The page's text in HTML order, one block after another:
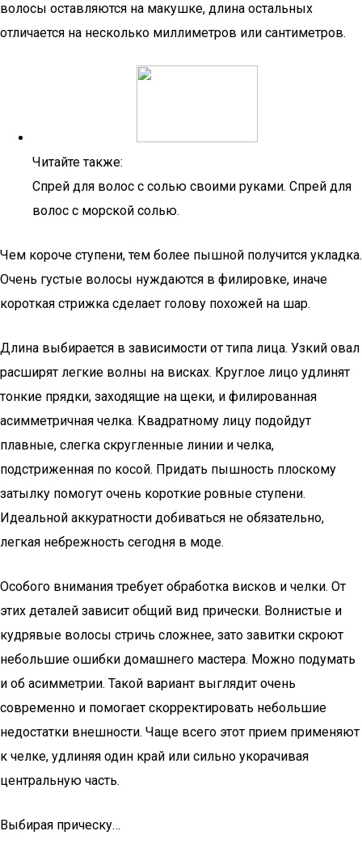
волосы оставляются на макушке, длина остальных
отличается на несколько миллиметров или сантиметров.
Читайте также:
Спрей для волос с солью своими руками. Спрей для
волос с морской солью.
Чем короче ступени, тем более пышной получится укладка.
Очень густые волосы нуждаются в филировке, иначе
короткая стрижка сделает голову похожей на шар.
Длина выбирается в зависимости от типа лица. Узкий овал
расширят легкие волны на висках. Круглое лицо удлинят
тонкие прядки, заходящие на щеки, и филированная
асимметричная челка. Квадратному лицу подойдут
плавные, слегка скругленные линии и челка,
подстриженная по косой. Придать пышность плоскому
затылку помогут очень короткие ровные ступени.
Идеальной аккуратности добиваться не обязательно,
легкая небрежность сегодня в моде.
Особого внимания требует обработка висков и челки. От
этих деталей зависит общий вид прически. Волнистые и
кудрявые волосы стричь сложнее, зато завитки скроют
небольшие ошибки домашнего мастера. Можно подумать
и об асимметрии. Такой вариант выглядит очень
современно и помогает скорректировать небольшие
недостатки внешности. Чаще всего этот прием применяют
к челке, удлиняя один край или сильно укорачивая
центральную часть.
Выбирая прическу…